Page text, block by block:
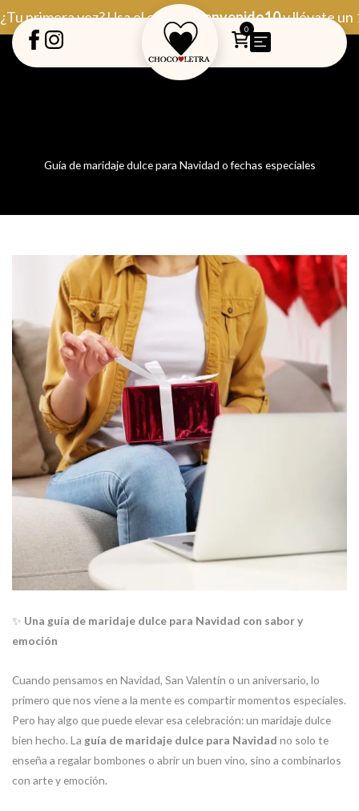
al
contenido
¿Tu primera vez? Usa el código Bienvenido10y llévate un
0
Guía de maridaje dulce para Navidad o fechas especiales
✨ Una guía de maridaje dulce para Navidad con sabor y
emoción
Cuando pensamos en Navidad, San Valentín o un aniversario, lo
primero que nos viene a la mente es compartir momentos especiales.
Pero hay algo que puede elevar esa celebración: un maridaje dulce
bien hecho. La guía de maridaje dulce para Navidad no solo te
enseña a regalar bombones o abrir un buen vino, sino a combinarlos
con arte y emoción.